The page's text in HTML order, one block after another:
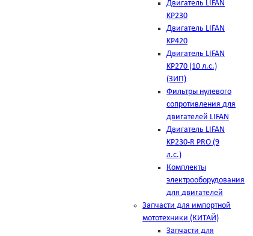
Двигатель LIFAN
KP230
Двигатель LIFAN
KP420
Двигатель LIFAN
KP270 (10 л.с.)
(ЗИП)
Фильтры нулевого
сопротивления для
двигателей LIFAN
Двигатель LIFAN
KP230-R PRO (9
л.с.)
Комплекты
электрооборудования
для двигателей
Запчасти для импортной
мототехники (КИТАЙ)
Запчасти для